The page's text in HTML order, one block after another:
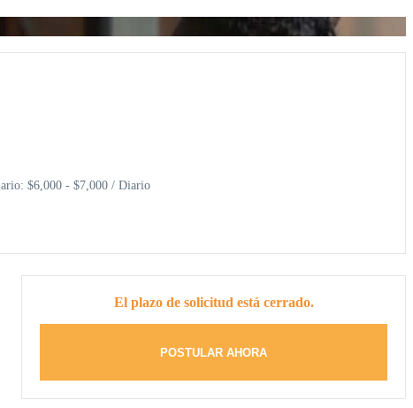
$6,000 - $7,000 / Diario
El plazo de solicitud está cerrado.
POSTULAR AHORA